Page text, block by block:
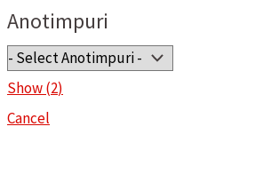
Anotimpuri
Show(2)
Cancel